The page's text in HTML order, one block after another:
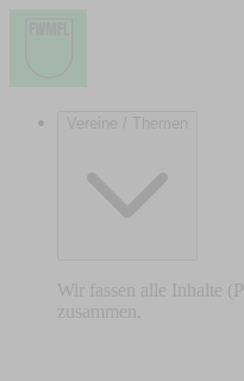
Vereine / Themen
Wir fassen alle Inhalte
zusammen.